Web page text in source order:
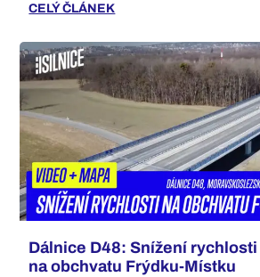
CELÝ ČLÁNEK
Dálnice D48: Snížení rychlosti
na obchvatu Frýdku-Místku